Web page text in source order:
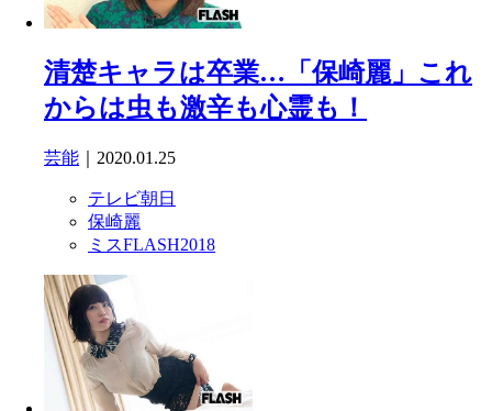
清楚キャラは卒業…「保崎麗」これ
からは虫も激辛も心霊も！
芸能 ｜2020.01.25
テレビ朝日
保崎麗
ミスFLASH2018